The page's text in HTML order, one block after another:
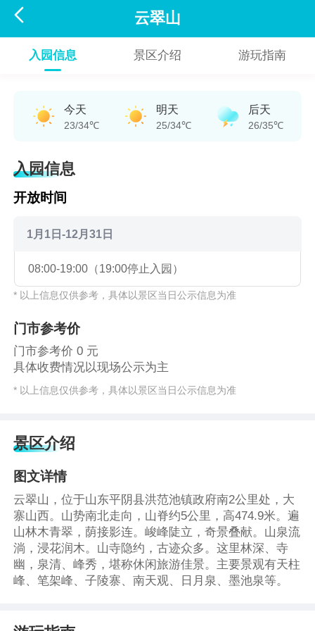
 云翠山
入园信息 景区介绍 游玩指南
今天
23/34℃
明天
25/34℃
后天
26/35℃
入园信息
开放时间
1月1日-12月31日
08:00-19:00（19:00停止入园）
* 以上信息仅供参考，具体以景区当日公示信息为准
门市参考价
门市参考价 0 元
具体收费情况以现场公示为主
* 以上信息仅供参考，具体以景区当日公示信息为准
景区介绍
图文详情
云翠山，位于山东平阴县洪范池镇政府南2公里处，大
寨山西。山势南北走向，山脊约5公里，高474.9米。遍
山林木青翠，荫接影连。峻峰陡立，奇景叠献。山泉流
淌，浸花润木。山寺隐约，古迹众多。这里林深、寺
幽，泉清、峰秀，堪称休闲旅游佳景。主要景观有天柱
峰、笔架峰、子陵寨、南天观、日月泉、墨池泉等。